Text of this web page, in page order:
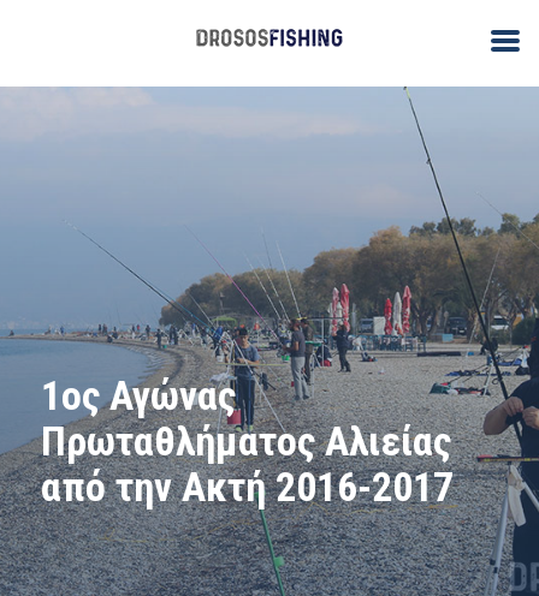
1ος Αγώνας
Πρωταθλήματος Αλιείας
από την Ακτή 2016-2017